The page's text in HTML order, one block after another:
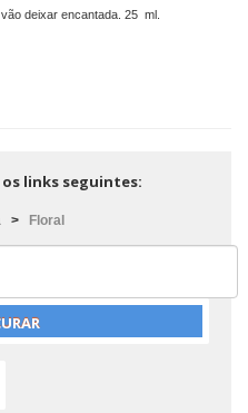
deixar encantada. 25 ml.
links seguintes:
> Floral